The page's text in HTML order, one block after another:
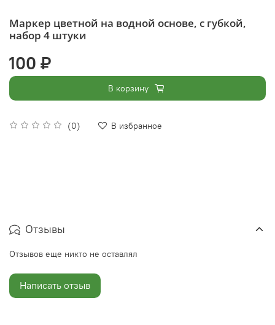
Маркер цветной на водной основе, с губкой,
набор 4 штуки
(0) В избранное
100 ₽
В корзину
Отзывы
Отзывов еще никто не оставлял
Написать отзыв